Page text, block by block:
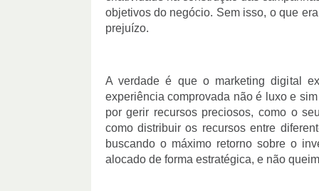
objetivos do negócio. Sem isso, o que
prejuízo.
A verdade é que o marketing digital
experiência comprovada não é luxo e
por gerir recursos preciosos, como o
como distribuir os recursos entre
buscando o máximo retorno sobre o
alocado de forma estratégica, e não